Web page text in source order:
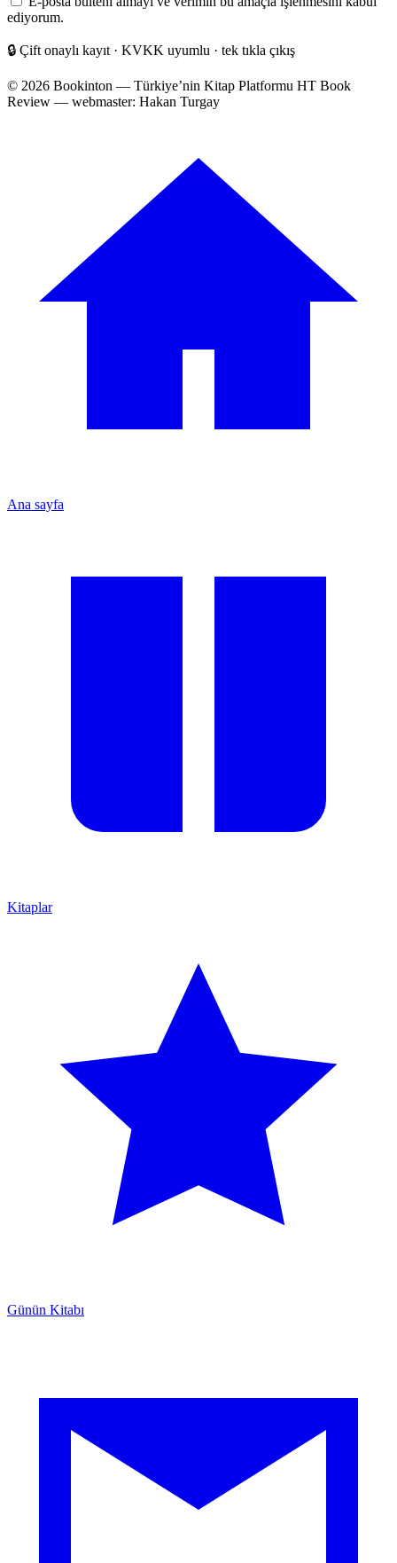
adresiniz
ediyorum.
🔒 Çift onaylı kayıt · KVKK uyumlu · tek tıkla çıkış
© 2026 Bookinton — Türkiye’nin Kitap Platformu HT Book
Review — webmaster: Hakan Turgay
Ana sayfa
Kitaplar
Günün Kitabı